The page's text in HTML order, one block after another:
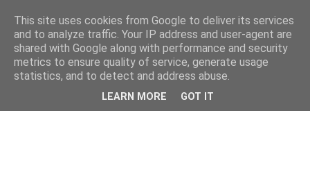
This site uses cookies from Google to deliver its services
and to analyze traffic. Your IP address and user-agent are
shared with Google along with performance and security
metrics to ensure quality of service, generate usage
statistics, and to detect and address abuse.
LEARN MORE GOT IT